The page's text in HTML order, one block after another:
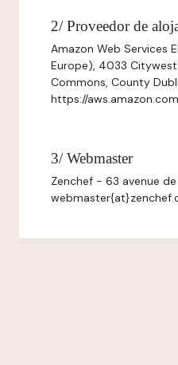
2/ Proveedor de
Amazon Web Services
Europe), 4033
Commons, County
https://aws.amazon.com
3/ Webmaster
Zenchef - 63 avenue de